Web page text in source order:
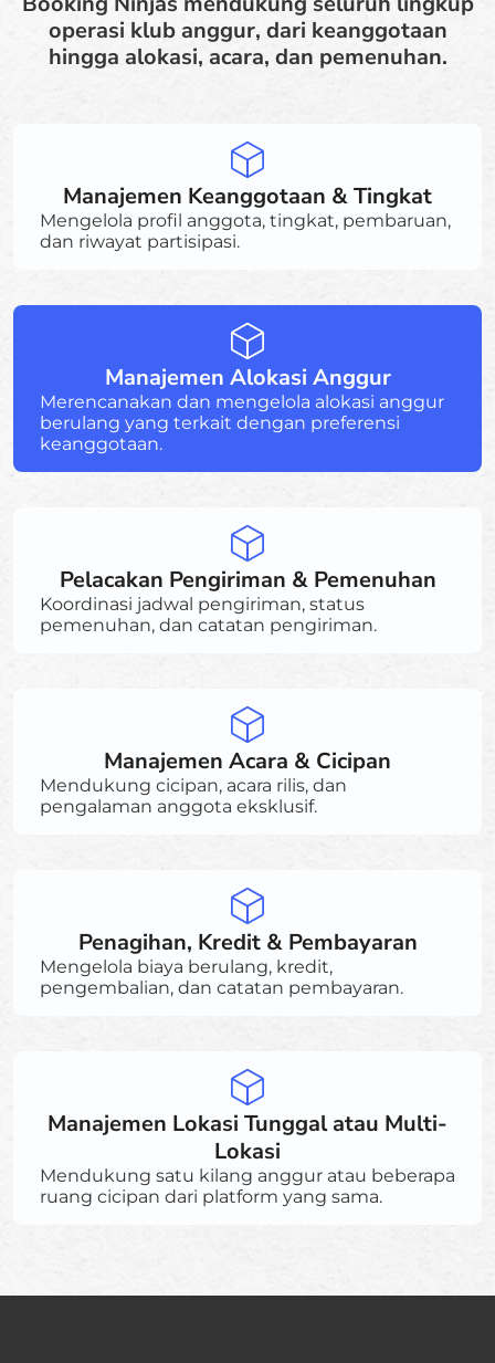
operasi klub anggur, dari keanggotaan
hingga alokasi, acara, dan pemenuhan.
Manajemen Keanggotaan & Tingkat
Mengelola profil anggota, tingkat, pembaruan,
dan riwayat partisipasi.
Manajemen Alokasi Anggur
Merencanakan dan mengelola alokasi anggur
berulang yang terkait dengan preferensi
keanggotaan.
Pelacakan Pengiriman & Pemenuhan
Koordinasi jadwal pengiriman, status
pemenuhan, dan catatan pengiriman.
Manajemen Acara & Cicipan
Mendukung cicipan, acara rilis, dan
pengalaman anggota eksklusif.
Penagihan, Kredit & Pembayaran
Mengelola biaya berulang, kredit,
pengembalian, dan catatan pembayaran.
Manajemen Lokasi Tunggal atau Multi-
Lokasi
Mendukung satu kilang anggur atau beberapa
ruang cicipan dari platform yang sama.